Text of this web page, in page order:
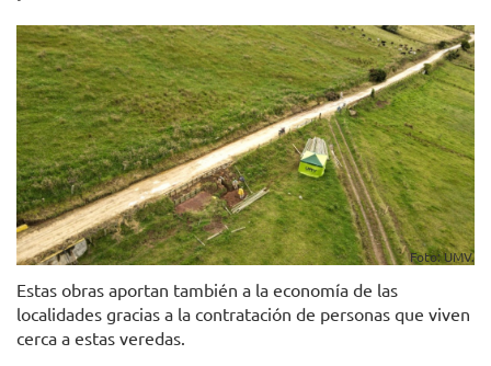
Foto: UMV.
Estas obras aportan también a la economía de las
localidades gracias a la contratación de personas que viven
cerca a estas veredas.